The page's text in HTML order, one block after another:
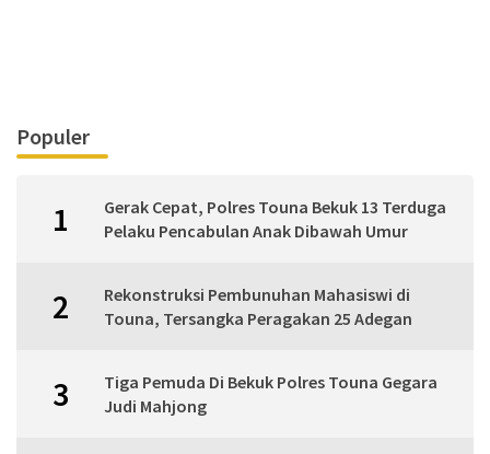
Populer
1
Gerak Cepat, Polres Touna Bekuk 13 Terduga
Pelaku Pencabulan Anak Dibawah Umur
2
Rekonstruksi Pembunuhan Mahasiswi di
Touna, Tersangka Peragakan 25 Adegan
3
Tiga Pemuda Di Bekuk Polres Touna Gegara
Judi Mahjong